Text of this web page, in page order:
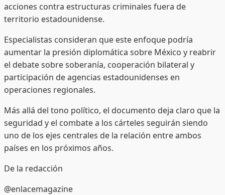
acciones contra estructuras criminales fuera de
territorio estadounidense.
Especialistas consideran que este enfoque podría
aumentar la presión diplomática sobre México y reabrir
el debate sobre soberanía, cooperación bilateral y
participación de agencias estadounidenses en
operaciones regionales.
Más allá del tono político, el documento deja claro que la
seguridad y el combate a los cárteles seguirán siendo
uno de los ejes centrales de la relación entre ambos
países en los próximos años.
De la redacción
@enlacemagazine